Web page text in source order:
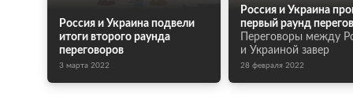
Россия и Украина подвели
итоги второго раунда
переговоров
3 марта 2022
Россия и Украина
первый раунд
Переговоры между
и Украиной завер
28 февраля 2022